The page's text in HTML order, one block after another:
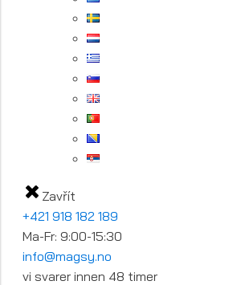
Zavřít
+421 918 182 189
Ma-Fr: 9:00-15:30
info@magsy.no
vi svarer innen 48 timer